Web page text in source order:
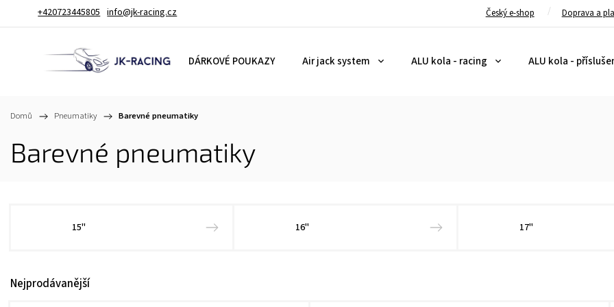
+420723445805 info@jk-racing.cz Český e-shop Doprava a
DÁRKOVÉ POUKAZY Air jack system ALU kola - racing ALU kola -
Domů / Pneumatiky / Barevné pneumatiky
Barevné pneumatiky
15" 16" 17"
Nejprodávanější